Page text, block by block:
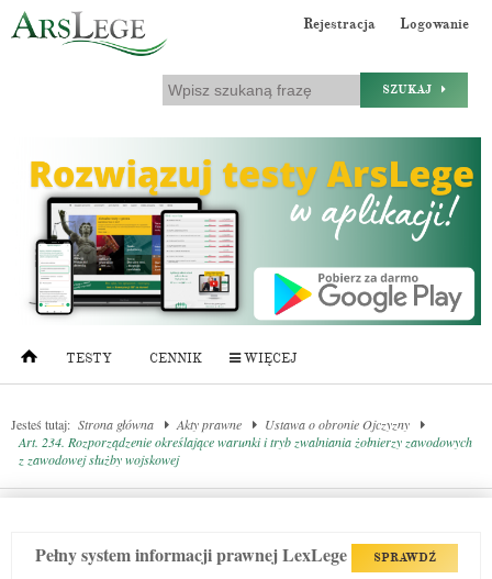
Rejestracja Logowanie
SZUKAJ
TESTY CENNIK WIĘCEJ
Jesteś tutaj: Strona główna Akty prawne
Ustawa o obronie Ojczyzny
Art. 234. Rozporządzenie określające warunki i tryb zwalniania żołnierzy zawodowych
z zawodowej służby wojskowej
Pełny system informacji prawnej LexLege SPRAWDŹ